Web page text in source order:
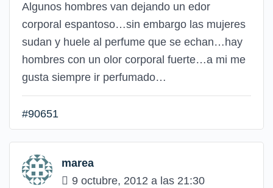
Algunos hombres van dejando un edor
corporal espantoso…sin embargo las mujeres
sudan y huele al perfume que se echan…hay
hombres con un olor corporal fuerte…a mi me
gusta siempre ir perfumado…
#90651
marea
9 octubre, 2012 a las 21:30